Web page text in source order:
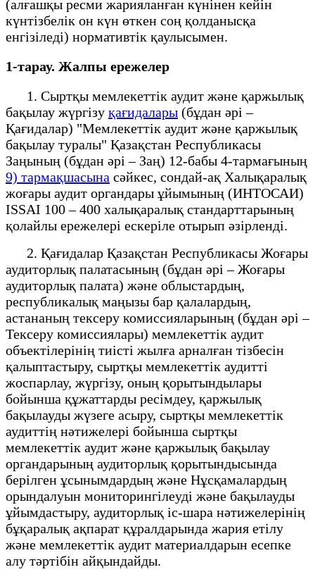
(алғашқы ресми жарияланған күнінен кейін
күнтізбелік он күн өткен соң қолданысқа
енгізіледі) нормативтік қаулысымен.
1-тарау. Жалпы ережелер
1. Сыртқы мемлекеттік аудит және қаржылық
бақылау жүргізу қағидалары (бұдан әрі –
Қағидалар) "Мемлекеттік аудит және қаржылық
бақылау туралы" Қазақстан Республикасы
Заңының (бұдан әрі – Заң) 12-бабы 4-тармағының
9) тармақшасына сәйкес, сондай-ақ Халықаралық
жоғары аудит органдары ұйымының (ИНТОСАИ)
ISSAI 100 – 400 халықаралық стандарттарының
қолайлы ережелері ескеріле отырып әзірленді.
2. Қағидалар Қазақстан Республикасы Жоғары
аудиторлық палатасының (бұдан әрі – Жоғары
аудиторлық палата) және облыстардың,
республикалық маңызы бар қалалардың,
астананың тексеру комиссияларының (бұдан әрі –
Тексеру комиссиялары) мемлекеттік аудит
объектілерінің тиісті жылға арналған тізбесін
қалыптастыру, сыртқы мемлекеттік аудитті
жоспарлау, жүргізу, оның қорытындылары
бойынша құжаттарды ресімдеу, қаржылық
бақылауды жүзеге асыру, сыртқы мемлекеттік
аудиттің нәтижелері бойынша сыртқы
мемлекеттік аудит және қаржылық бақылау
органдарының аудиторлық қорытындысында
берілген ұсынымдардың және Нұсқамалардың
орындалуын мониторингілеуді және бақылауды
ұйымдастыру, аудиторлық іс-шара нәтижелерінің
бұқаралық ақпарат құралдарында жария етілу
және мемлекеттік аудит материалдарын есепке
алу тәртібін айқындайды.